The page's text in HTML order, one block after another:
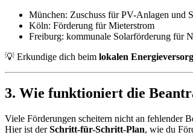
München: Zuschuss für PV-Anlagen und
Köln: Förderung für Mieterstrom
Freiburg: kommunale Solarförderung für
💡 Erkundige dich beim lokalen
3. Wie funktioniert die
Viele Förderungen scheitern nicht an fehlender
Hier ist derSchritt-für-Schritt-Plan, wie du